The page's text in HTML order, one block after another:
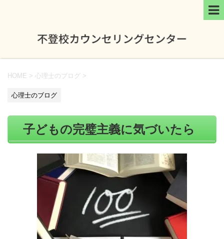
HOME > 心理士のブログ >
心理士のブログ
子どもの完璧主義に気づいたら